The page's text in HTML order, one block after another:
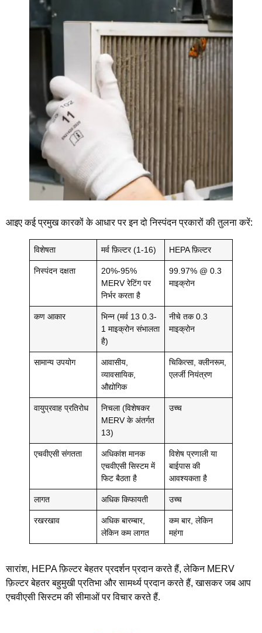
आइए कई प्रमुख कारकों के आधार पर इन दो निस्पंदन प्रकारों की तुलना करें:
विशेषता मर्व फ़िल्टर (1-16) HEPA फ़िल्टर
निस्पंदन दक्षता
20%-95%
MERV रेटिंग पर
निर्भर करता है
99.97% @ 0.3
माइक्रोन
कण आकार
भिन्न (मर्व 13 0.3-
1 माइक्रोन संभालता
है)
नीचे तक 0.3
माइक्रोन
सामान्य उपयोग
आवासीय,
व्यावसायिक,
औद्योगिक
चिकित्सा, क्लीनरूम,
एलर्जी नियंत्रण
वायुप्रवाह प्रतिरोध
निचला (विशेषकर
MERV के अंतर्गत
13)
उच्च
एचवीएसी संगतता
अधिकांश मानक
एचवीएसी सिस्टम में
फिट बैठता है
विशेष प्रणाली या
बाईपास की
आवश्यकता है
लागत अधिक किफायती उच्च
रखरखाव
अधिक बारम्बार,
लेकिन कम लागत
कम बार, लेकिन
महंगा
सारांश, HEPA फ़िल्टर बेहतर प्रदर्शन प्रदान करते हैं, लेकिन MERV
फ़िल्टर बेहतर बहुमुखी प्रतिभा और सामर्थ्य प्रदान करते हैं, खासकर जब आप
एचवीएसी सिस्टम की सीमाओं पर विचार करते हैं.